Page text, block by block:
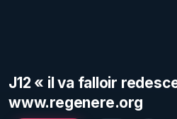
J12 « il va falloir
www.regenere.org